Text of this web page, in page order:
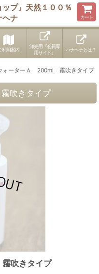
プ』天然１００％
ヘナ
カート
利用案内
卸売用『会員専
用サイト』
ハナヘナとは？
ォーターＡ 200ml 霧吹きタイプ
吹きタイプ
吹きタイプ